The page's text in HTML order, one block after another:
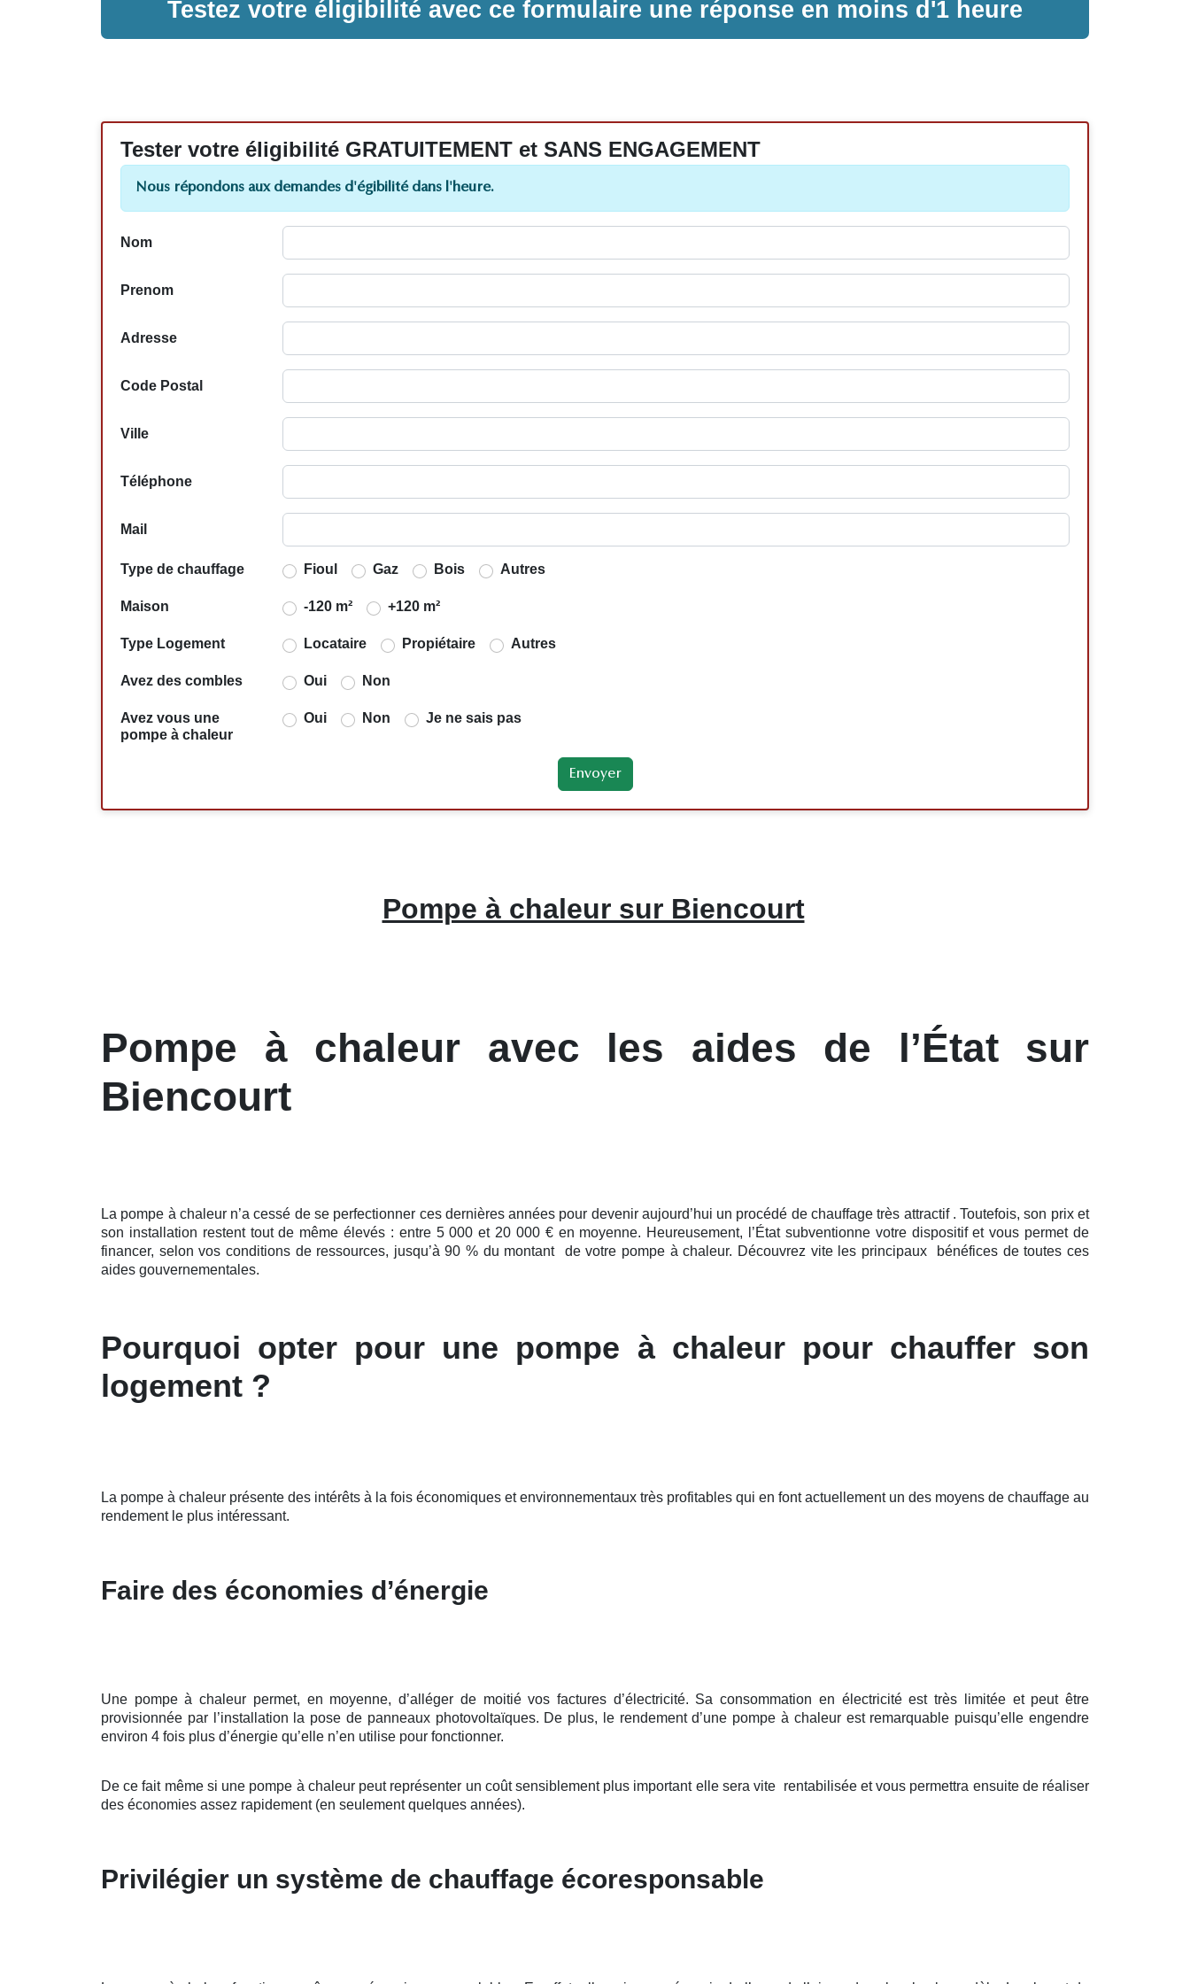
Testez votre éligibilité avec ce formulaire une réponse en moins d'1 heure
Tester votre éligibilité GRATUITEMENT et SANS ENGAGEMENT
Nous répondons aux demandes d'égibilité dans l'heure.
Nom
Prenom
Adresse
Code Postal
Ville
Téléphone
Mail
Type de chauffage Fioul Gaz Bois Autres
Maison -120 m² +120 m²
Type Logement Locataire Propiétaire Autres
Avez des combles Oui Non
Avez vous une
pompe à chaleur
Oui Non Je ne sais pas
Pompe à chaleur sur Biencourt
Pompe à chaleur avec les aides de l’État sur
Biencourt
La pompe à chaleur n’a cessé de se perfectionner ces dernièresannées pour devenir aujourd’hui un procédé de chauffage très attractif . Toutefois, son prix et
son installation restent tout de même élevés : entre 5 000 et 20 000 € en moyenne. Heureusement, l’État subventionne votre dispositif et vous permet de
financer, selon vos conditions de ressources, jusqu’à 90 % du montant de votre pompe à chaleur. Découvrez vite les principaux bénéfices de toutes ces
aides gouvernementales.
Pourquoi opter pour une pompe à chaleur pour chauffer son
logement ?
La pompe à chaleur présente des intérêts à la fois économiques et environnementaux très profitables qui en font actuellement un des moyens de chauffage au
rendement le plus intéressant.
Faire des économies d’énergie
Une pompe à chaleur permet, en moyenne, d’alléger de moitié vos factures d’électricité. Sa consommation en électricité est très limitée et peut être
provisionnée par l’installation la pose de panneaux photovoltaïques. De plus, le rendement d’une pompe à chaleur est remarquable puisqu’elle engendre
environ 4 fois plus d’énergie qu’elle n’en utilise pour fonctionner.
De ce fait même si une pompe à chaleur peut représenter un coût sensiblement plus important elle sera vite rentabilisée et vous permettra ensuite de réaliser
des économies assez rapidement (en seulement quelques années).
Privilégier un système de chauffage écoresponsable